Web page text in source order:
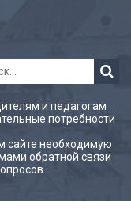
и педагогам
потребности
сайте необходимую
обратной связи